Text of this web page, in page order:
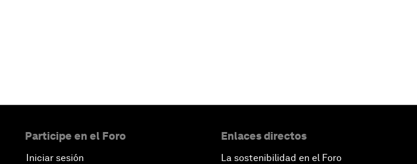
Participe en el Foro
Iniciar sesión
Enlaces directos
La sostenibilidad en el Foro